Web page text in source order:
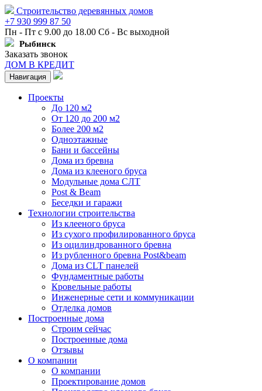
Строительство деревянных домов
+7 930 999 87 50
Пн - Пт с 9.00 до 18.00 Сб - Вс выходной
Рыбинск
Заказать звонок
ДОМ В КРЕДИТ
Навигация
Проекты
До 120 м2
От 120 до 200 м2
Более 200 м2
Одноэтажные
Бани и бассейны
Дома из бревна
Дома из клееного бруса
Модульные дома СЛТ
Post & Beam
Беседки и гаражи
Технологии строительства
Из клееного бруса
Из сухого профилированного бруса
Из оцилиндрованного бревна
Из рубленного бревна Post&beam
Дома из CLT панелей
Фундаментные работы
Кровельные работы
Инженерные сети и коммуникации
Отделка домов
Построенные дома
Строим сейчас
Построенные дома
Отзывы
О компании
О компании
Проектирование домов